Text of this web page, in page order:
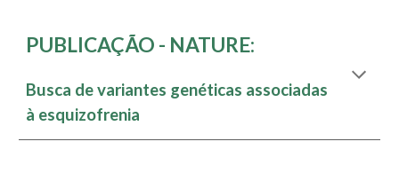
PUBLICAÇÃO - NATURE:
Busca de variantes genéticas associadas
à esquizofrenia